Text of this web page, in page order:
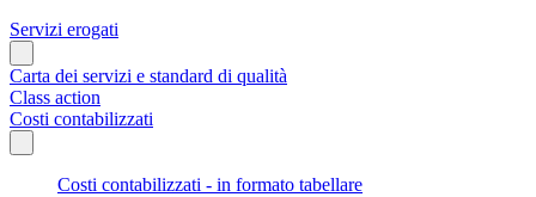
Servizi erogati
Carta dei servizi e standard di qualità
Class action
Costi contabilizzati
Costi contabilizzati - in formato tabellare